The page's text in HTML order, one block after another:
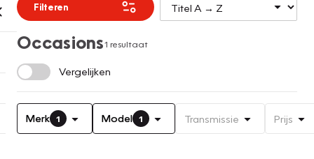
Filteren
Occasions1 resultaat
Vergelijken
Merk 1 Model 1 Transmissie Prijs